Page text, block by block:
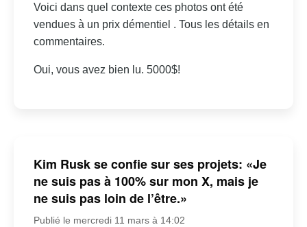
Voici dans quel contexte ces photos ont été
vendues à un prix démentiel . Tous les détails en
commentaires.
Oui, vous avez bien lu. 5000$!
Kim Rusk se confie sur ses projets: «Je
ne suis pas à 100% sur mon X, mais je
ne suis pas loin de l’être.»
Publié le mercredi 11 mars à 14:02